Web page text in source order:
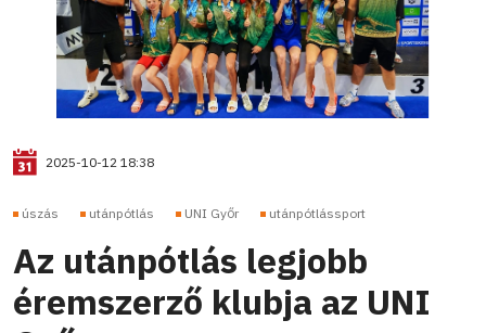
2025-10-12 18:38
úszás utánpótlás UNI Győr utánpótlássport
Az utánpótlás legjobb
éremszerző klubja az UNI